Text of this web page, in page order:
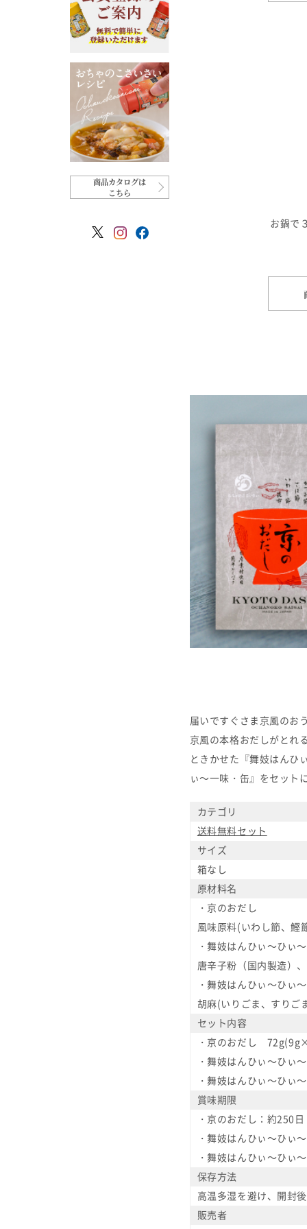
商品カタログは
こちら
お鍋で
届いですぐさま京風のお
京風の本格おだしがとれ
ときかせた『舞妓はんひ
ぃ～一味・缶』をセット
カテゴリ
送料無料セット
サイズ
箱なし
原材料名
・京のおだし
風味原料(いわし節、鰹
・舞妓はんひぃ～ひぃ
唐辛子粉（国内製造）
・舞妓はんひぃ～ひぃ
胡麻(いりごま、すりご
セット内容
・京のおだし
・舞妓はんひぃ～ひ
・舞妓はんひぃ～ひ
賞味期限
・京のおだし：約250日
・舞妓はんひぃ～ひぃ
・舞妓はんひぃ～ひぃ
保存方法
高温多湿を避け、開封
販売者